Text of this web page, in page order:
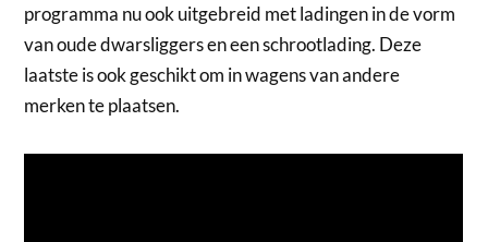
programma nu ook uitgebreid met ladingen in de vorm
van oude dwarsliggers en een schrootlading. Deze
laatste is ook geschikt om in wagens van andere
merken te plaatsen.